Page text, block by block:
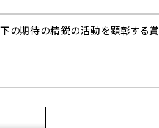
下の期待の精鋭の活動を顕彰する賞